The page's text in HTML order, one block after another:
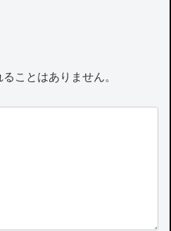
ことはありません。